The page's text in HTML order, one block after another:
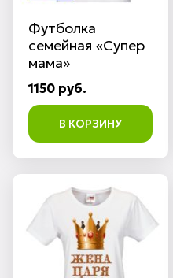
Футболка
семейная «Супер
мама»
1150 руб.
В КОРЗИНУ